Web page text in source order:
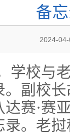
备
2024-
学校与
。副校
赛·赛
录。老